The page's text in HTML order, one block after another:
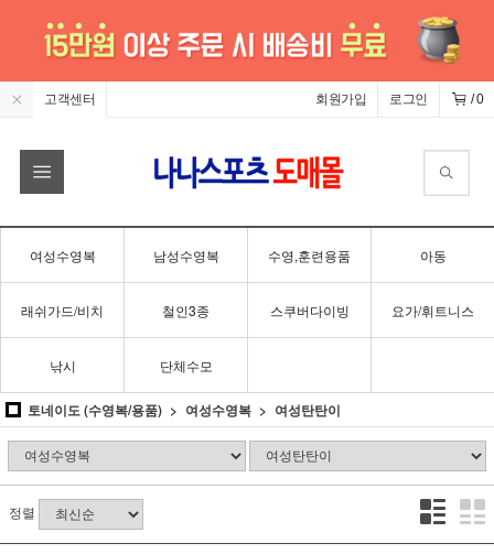
고객센터 /0
로그인
회원가입
여성수영복 남성수영복 수영,훈련용품 아동
래쉬가드/비치 철인3종 스쿠버다이빙 요가/휘트니스
낚시 단체수모
토네이도 (수영복/용품) 여성수영복 여성탄탄이
정렬